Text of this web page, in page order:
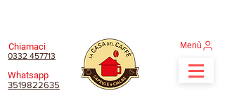
0332 457713
Chiamaci
Whatsapp
3519822635
Menù